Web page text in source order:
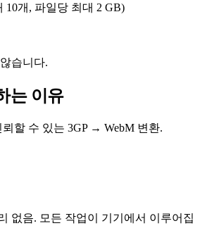
10개, 파일당 최대 2 GB)
습니다.
는 이유
할 수 있는 3GP → WebM 변환.
없음. 모든 작업이 기기에서 이루어집